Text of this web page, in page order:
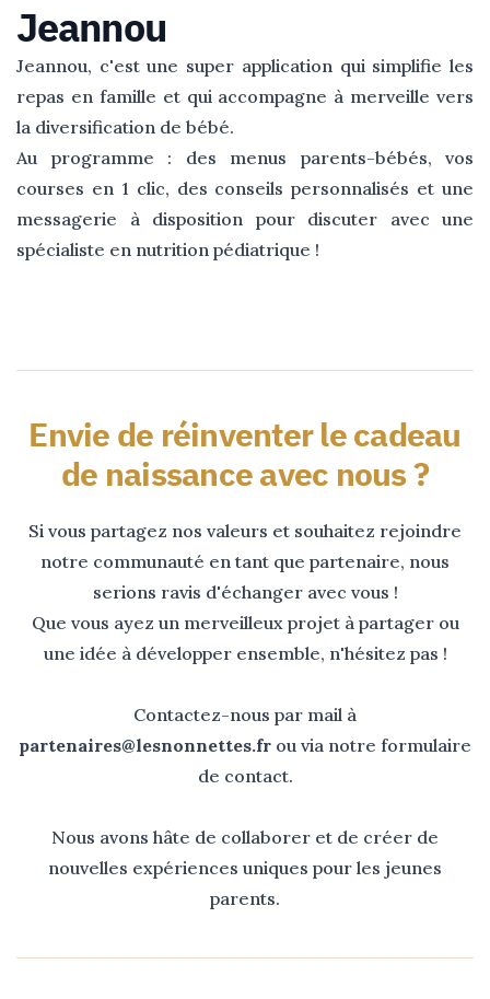
Jeannou
Jeannou, c'est une super application qui simplifie les
repas en famille et qui accompagne à merveille vers
la diversification de bébé.
Au programme : des menus parents-bébés, vos
courses en 1 clic, des conseils personnalisés et une
messagerie à disposition pour discuter avec une
spécialiste en nutrition pédiatrique !
Envie de réinventer le cadeau
de naissance avec nous ?
Si vous partagez nos valeurs et souhaitez rejoindre
notre communauté en tant que partenaire, nous
serions ravis d'échanger avec vous !
Que vous ayez un merveilleux projet à partager ou
une idée à développer ensemble, n'hésitez pas !
Contactez-nous par mail à
partenaires@lesnonnettes.fr ou via notre formulaire
de contact.
Nous avons hâte de collaborer et de créer de
nouvelles expériences uniques pour les jeunes
parents.